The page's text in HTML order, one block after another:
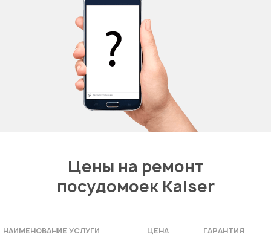
Цены на ремонт
посудомоек Kaiser
НАИМЕНОВАНИЕ УСЛУГИ ЦЕНА ГАРАНТИЯ